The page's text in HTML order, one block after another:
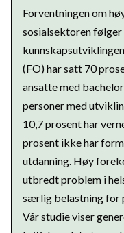
Forventningen om
sosialsektoren følger
(FO) har satt 70
ansatte med
personer med
10,7 prosent har
prosent ikke har
utdanning. Høy
utbredt problem i
særlig belastning for
Vår studie viser